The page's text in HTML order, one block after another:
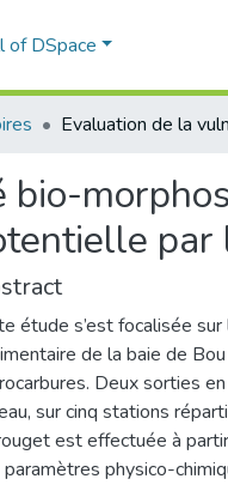
of DSpace
par
étude s’est focalisée
de la baie de
Deux sorties
sur cinq stations
est effectuée à
paramètres physico-